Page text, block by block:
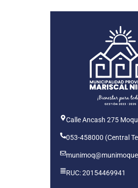
Calle Ancash 275
053-458000 (Central
RUC: 20154469941